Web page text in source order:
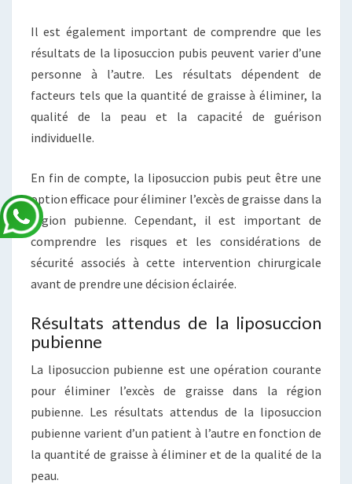
Il est également important de comprendre que les
résultats de la liposuccion pubis peuvent varier d’une
personne à l’autre. Les résultats dépendent de
facteurs tels que la quantité de graisse à éliminer, la
qualité de la peau et la capacité de guérison
individuelle.
En fin de compte, la liposuccion pubis peut être une
option efficace pour éliminer l’excès de graisse dans la
région pubienne. Cependant, il est important de
comprendre les risques et les considérations de
sécurité associés à cette intervention chirurgicale
avant de prendre une décision éclairée.
Résultats attendus de la liposuccion
pubienne
La liposuccion pubienne est une opération courante
pour éliminer l’excès de graisse dans la région
pubienne. Les résultats attendus de la liposuccion
pubienne varient d’un patient à l’autre en fonction de
la quantité de graisse à éliminer et de la qualité de la
peau.